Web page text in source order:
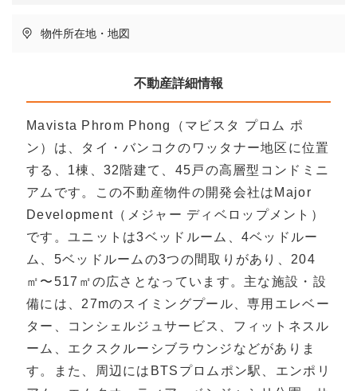
物件所在地・地図
不動産詳細情報
Mavista Phrom Phong（マビスタ プロム ポ
ン）は、タイ・バンコクのワッタナー地区に位置
する、1棟、32階建て、45戸の高層型コンドミニ
アムです。この不動産物件の開発会社はMajor
Development（メジャー ディベロップメント）
です。ユニットは3ベッドルーム、4ベッドルー
ム、5ベッドルームの3つの間取りがあり、204
㎡〜517㎡の広さとなっています。主な施設・設
備には、27mのスイミングプール、専用エレベー
ター、コンシェルジュサービス、フィットネスル
ーム、エクスクルーシブラウンジなどがありま
す。また、周辺にはBTSプロムポン駅、エンポリ